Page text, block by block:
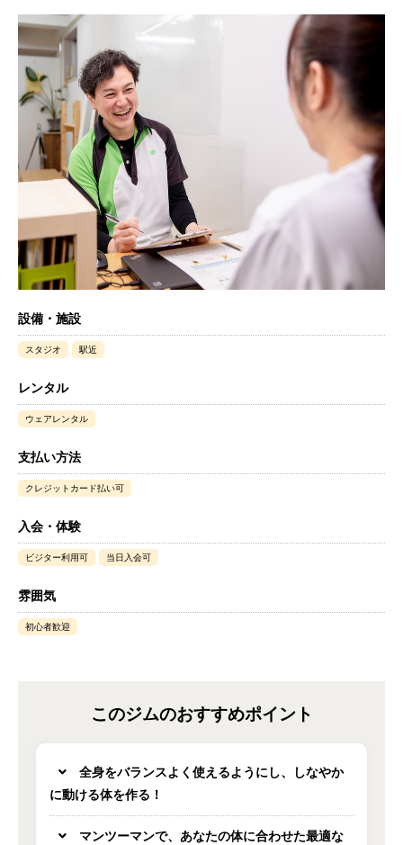
設備・施設
スタジオ 駅近
レンタル
ウェアレンタル
支払い方法
クレジットカード払い可
入会・体験
ビジター利用可 当日入会可
雰囲気
初心者歓迎
このジムのおすすめポイント
全身をバランスよく使えるようにし、しなやか
に動ける体を作る！
マンツーマンで、あなたの体に合わせた最適な